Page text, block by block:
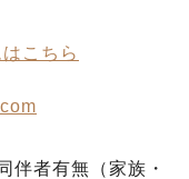
こちら
者有無（家族・